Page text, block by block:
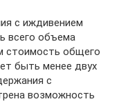
с иждивением
всего объема
стоимость общего
быть менее двух
с
возможность